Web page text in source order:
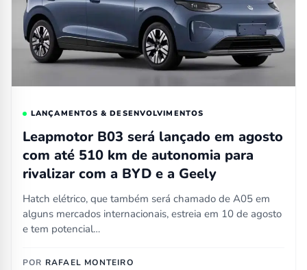
LANÇAMENTOS & DESENVOLVIMENTOS
Leapmotor B03 será lançado em agosto
com até 510 km de autonomia para
rivalizar com a BYD e a Geely
Hatch elétrico, que também será chamado de A05 em
alguns mercados internacionais, estreia em 10 de agosto
e tem potencial…
POR RAFAEL MONTEIRO